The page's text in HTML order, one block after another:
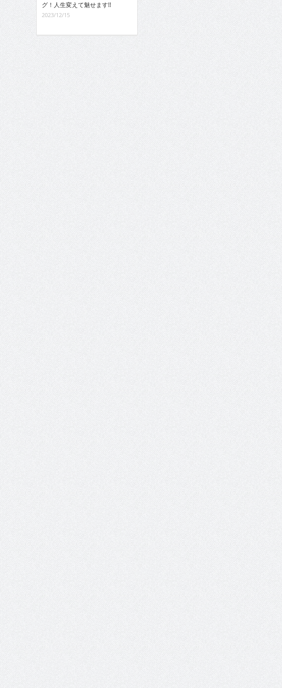
グ！人生変えて魅せます!!
2023/12/15